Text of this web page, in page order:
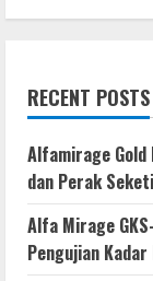
RECENT POSTS
Alfamirage Gold
dan Perak
Alfa Mirage
Pengujian